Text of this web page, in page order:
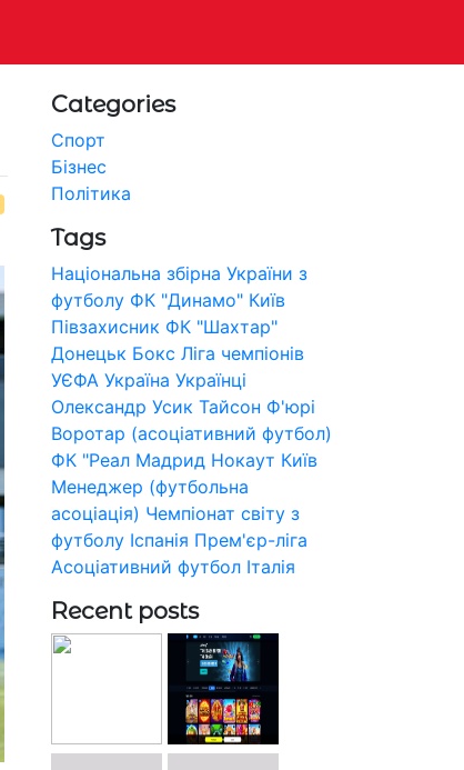
Categories
Спорт
Бізнес
Політика
Tags
Національна збірна України з
футболу ФК "Динамо" Київ
Півзахисник ФК "Шахтар"
Донецьк Бокс Ліга чемпіонів
УЄФА Україна Українці
Олександр Усик Тайсон Ф'юрі
Воротар (асоціативний футбол)
ФК "Реал Мадрид Нокаут Київ
Менеджер (футбольна
асоціація) Чемпіонат світу з
футболу Іспанія Прем'єр-ліга
Асоціативний футбол Італія
Recent posts